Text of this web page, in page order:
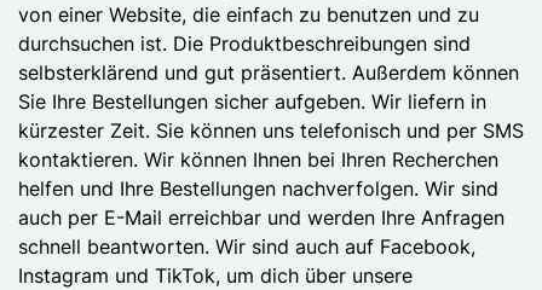
von einer Website, die einfach zu benutzen und zu
durchsuchen ist. Die Produktbeschreibungen sind
selbsterklärend und gut präsentiert. Außerdem können
Sie Ihre Bestellungen sicher aufgeben. Wir liefern in
kürzester Zeit. Sie können uns telefonisch und per SMS
kontaktieren. Wir können Ihnen bei Ihren Recherchen
helfen und Ihre Bestellungen nachverfolgen. Wir sind
auch per E-Mail erreichbar und werden Ihre Anfragen
schnell beantworten. Wir sind auch auf Facebook,
Instagram und TikTok, um dich über unsere